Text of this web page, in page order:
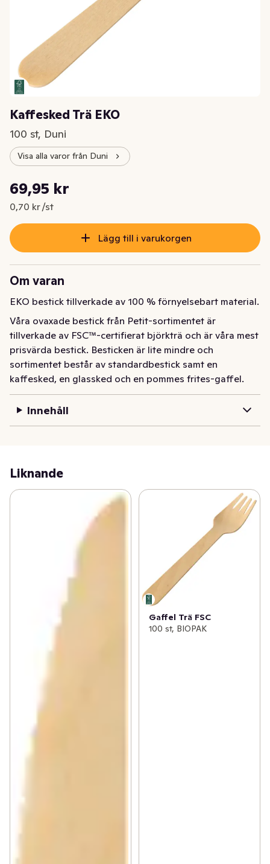
Kaffesked Trä EKO
100 st, Duni
Visa alla varor från Duni
Nuvarande pris är: 69,95 kr
69,95 kr
0,70 kr /st
Styckpris: 0,70 kr /st
Lägg till i varukorgen
Om varan
EKO bestick tillverkade av 100 % förnyelsebart material.
Våra ovaxade bestick från Petit-sortimentet är
tillverkade av FSC™-certifierat björkträ och är våra mest
prisvärda bestick. Besticken är lite mindre och
sortimentet består av standardbestick samt en
kaffesked, en glassked och en pommes frites-gaffel.
Innehåll
Liknande
Gaffel Trä FSC
100 st, BIOPAK